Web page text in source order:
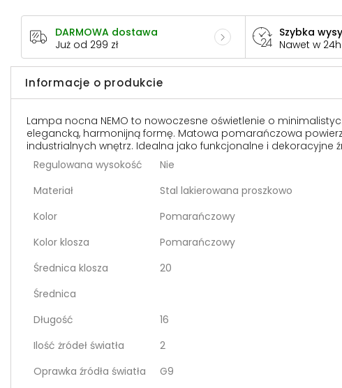
DARMOWA dostawa
Już od 299 zł
Szybka
Nawet w 24h
Informacje o produkcie
Lampa nocna NEMO to nowoczesne oświetlenie o
elegancką, harmonijną formę. Matowa pomarańczowa
industrialnych wnętrz. Idealna jako funkcjonalne i dekoracyjne
Regulowana wysokość
Nie
Materiał
Stal lakierowana proszkowo
Kolor
Pomarańczowy
Kolor klosza
Pomarańczowy
Średnica klosza
20
Średnica
Długość
16
Ilość żródeł światła
2
Oprawka źródła światła
G9